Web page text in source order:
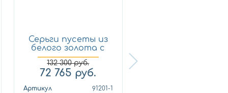
Серьги пусеты из
белого золота с
брил...
132 300руб.
72 765 руб.
Артикул
91201-1